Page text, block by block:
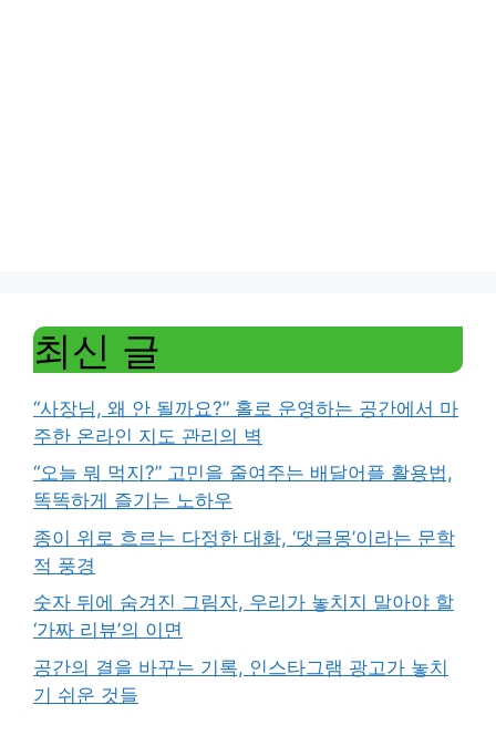
최신 글
“사장님, 왜 안 될까요?” 홀로 운영하는 공간에서 마
주한 온라인 지도 관리의 벽
“오늘 뭐 먹지?” 고민을 줄여주는 배달어플 활용법,
똑똑하게 즐기는 노하우
종이 위로 흐르는 다정한 대화, ‘댓글몽’이라는 문학
적 풍경
숫자 뒤에 숨겨진 그림자, 우리가 놓치지 말아야 할
‘가짜 리뷰’의 이면
공간의 결을 바꾸는 기록, 인스타그램 광고가 놓치
기 쉬운 것들